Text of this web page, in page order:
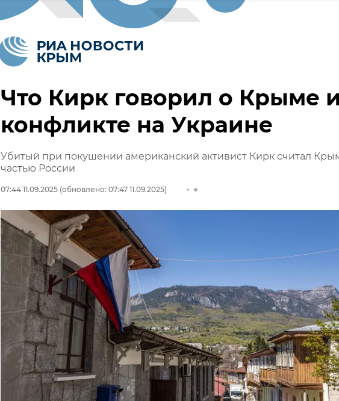
Что Кирк говорил о Крыме
конфликте на Украине
Убитый при покушении американский активист Кирк считал
частью России
07:44 11.09.2025 (обновлено: 07:47 11.09.2025)